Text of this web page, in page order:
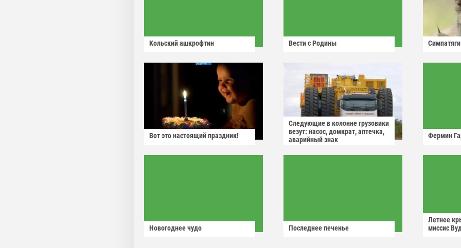
Кольский ашкрофтин Вести с Родины Симпатяги
Вот это настоящий праздник!
Следующие в колонне грузовики
везут: насос, домкрат, аптечка,
аварийный знак
Фермин
Новогоднее чудо Последнее печенье
Летнее
миссис